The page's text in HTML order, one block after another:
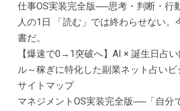
仕事OS実装完全版──思考・判断・行
人の1日 「読む」では終わらせない。
書だ。
【爆速で0→1突破へ】AI × 誕生日占
ル～稼ぎに特化した副業ネット占いビ
サイトマップ
マネジメントOS実装完全版──「自分